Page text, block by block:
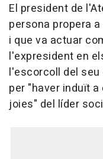
El president de
persona propera
i que va actuar
l'expresident en
l'escorcoll del seu
per "haver induït
joies" del líder